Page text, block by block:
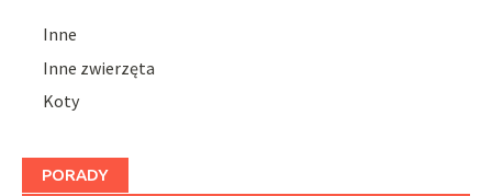
Inne
Inne zwierzęta
Koty
PORADY